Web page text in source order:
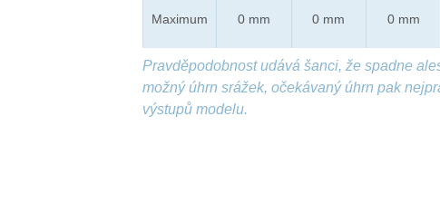
Maximum 0 mm 0 mm 0 mm
Pravděpodobnost udává šanci, že spadne
možný úhrn srážek, očekávaný úhrn pak
výstupů modelu.